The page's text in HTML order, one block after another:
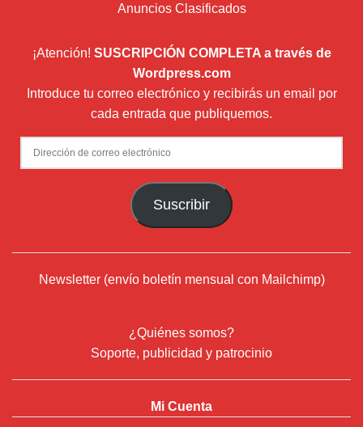
Anuncios Clasificados
¡Atención! SUSCRIPCIÓN COMPLETA a través de
Wordpress.com
Introduce tu correo electrónico y recibirás un email por
cada entrada que publiquemos.
Dirección
de
Suscribir
Newsletter (envío boletín mensual con Mailchimp)
¿Quiénes somos?
Soporte, publicidad y patrocinio
Mi Cuenta